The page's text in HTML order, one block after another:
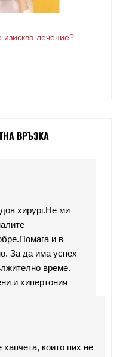
изисква лечение?
ВРЪЗКА
хирург.Не ми
и в
За да има успех
време.
и хипертония
които пих не